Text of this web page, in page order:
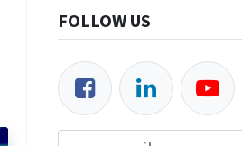
FOLLOW US